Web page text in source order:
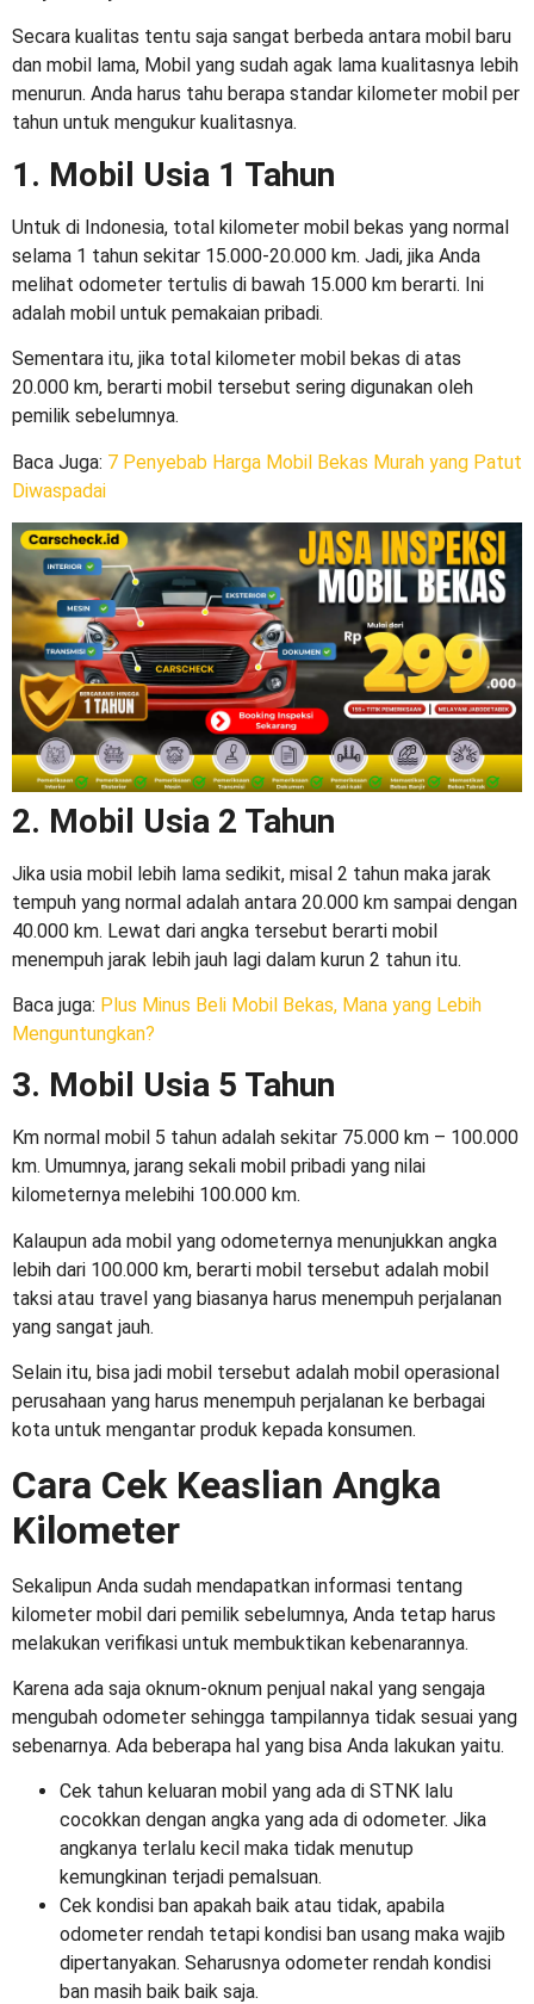
Secara kualitas tentu saja sangat berbeda antara mobil baru
dan mobil lama, Mobil yang sudah agak lama kualitasnya lebih
menurun. Anda harus tahu berapa standar kilometer mobil per
tahun untuk mengukur kualitasnya.
1. Mobil Usia 1 Tahun
Untuk di Indonesia, total kilometer mobil bekas yang normal
selama 1 tahun sekitar 15.000-20.000 km. Jadi, jika Anda
melihat odometer tertulis di bawah 15.000 km berarti. Ini
adalah mobil untuk pemakaian pribadi.
Sementara itu, jika total kilometer mobil bekas di atas
20.000 km, berarti mobil tersebut sering digunakan oleh
pemilik sebelumnya.
Baca Juga: 7 Penyebab Harga Mobil Bekas Murah yang Patut
Diwaspadai
2. Mobil Usia 2 Tahun
Jika usia mobil lebih lama sedikit, misal 2 tahun maka jarak
tempuh yang normal adalah antara 20.000 km sampai dengan
40.000 km. Lewat dari angka tersebut berarti mobil
menempuh jarak lebih jauh lagi dalam kurun 2 tahun itu.
Baca juga: Plus Minus Beli Mobil Bekas, Mana yang Lebih
Menguntungkan?
3. Mobil Usia 5 Tahun
Km normal mobil 5 tahun adalah sekitar 75.000 km – 100.000
km. Umumnya, jarang sekali mobil pribadi yang nilai
kilometernya melebihi 100.000 km.
Kalaupun ada mobil yang odometernya menunjukkan angka
lebih dari 100.000 km, berarti mobil tersebut adalah mobil
taksi atau travel yang biasanya harus menempuh perjalanan
yang sangat jauh.
Selain itu, bisa jadi mobil tersebut adalah mobil operasional
perusahaan yang harus menempuh perjalanan ke berbagai
kota untuk mengantar produk kepada konsumen.
Cara Cek Keaslian Angka
Kilometer
Sekalipun Anda sudah mendapatkan informasi tentang
kilometer mobil dari pemilik sebelumnya, Anda tetap harus
melakukan verifikasi untuk membuktikan kebenarannya.
Karena ada saja oknum-oknum penjual nakal yang sengaja
mengubah odometer sehingga tampilannya tidak sesuai yang
sebenarnya. Ada beberapa hal yang bisa Anda lakukan yaitu.
Cek tahun keluaran mobil yang ada di STNK lalu
cocokkan dengan angka yang ada di odometer. Jika
angkanya terlalu kecil maka tidak menutup
kemungkinan terjadi pemalsuan.
Cek kondisi ban apakah baik atau tidak, apabila
odometer rendah tetapi kondisi ban usang maka wajib
dipertanyakan. Seharusnya odometer rendah kondisi
ban masih baik baik saja.